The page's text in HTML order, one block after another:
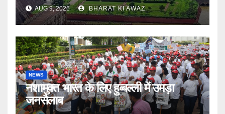
AUG 9, 2026 BHARAT KI AWAZ
NEWS
नशामुक्त भारत के लिए हुब्बल्ली में उमड़ा
जनसैलाब